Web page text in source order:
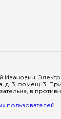
д. 3, помещ. 3.
в
пользователей.